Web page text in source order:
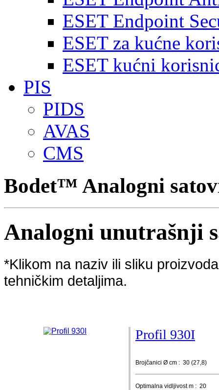
ESET Endpoint
ESET za kućne
ESET kućni
PIS
PIDS
AVAS
CMS
Bodet™ Analogni
Analogni unutrašnji
*Klikom na naziv ili sliku
tehničkim detaljima.
Profil 930I
Brojčanici Ø cm : 30 (27,8)
Optimalna vidljivost m : 20